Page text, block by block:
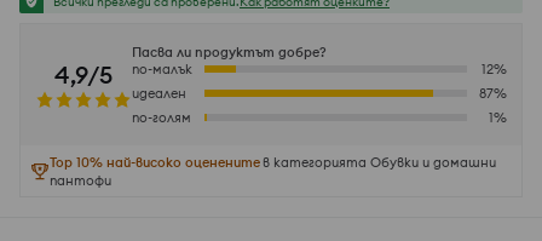
4,9/5
Пасва ли продуктът добре?
по-малък
12%
идеален
87%
по-голям
1%
Top 10% най-високо оценените в категорията Обувки и домашни
пантофи